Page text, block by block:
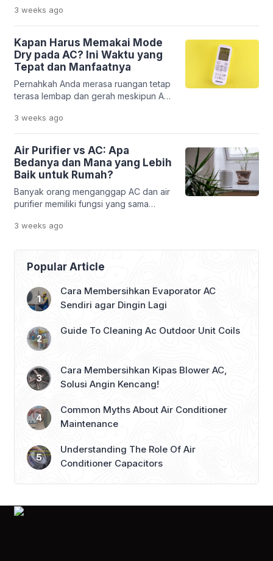
melihat […]
sederhana, yaitu ingin melindungi AC
dari kerusakan akibat tegangan listrik
yang tidak stabil. Padahal, pada kondisi
tertentu, penggunaan stabilizer justru
tidak memberikan manfaat yang
signifikan. Hal ini membuat banyak
pemilik rumah bertanya-tanya, AC
butuh stabilizer atau tidak?
3 weeks ago
Kapan Harus Memakai Mode
Dry pada AC? Ini Waktu yang
Tepat dan Manfaatnya
Pernahkah Anda merasa ruangan tetap
terasa lembap dan gerah meskipun AC
terjadi saat musim hujan atau ketika
kelembapan udara sedang tinggi. Suhu
memang terasa lebih rendah, tetapi
udara di dalam ruangan masih terasa
lengket dan kurang nyaman. Banyak
orang langsung menurunkan suhu AC
atau membiarkannya bekerja lebih
lama. Padahal, solusi […]
3 weeks ago
Air Purifier vs AC: Apa
Bedanya dan Mana yang Lebih
Baik untuk Rumah?
Banyak orang menganggap AC dan air
purifier memiliki fungsi yang sama
terasa lebih nyaman. Padahal,
memang mampu menurunkan suhu
ruangan sehingga terasa lebih sejuk,
membersihkan udara dari debu halus,
alergen, maupun partikel polusi.
Kesalahan ini sering membuat
seseorang membeli perangkat yang
kurang […]
3 weeks ago
Popular Article
Cara Membersihkan Evaporator AC
Sendiri agar Dingin Lagi
Guide To Cleaning Ac Outdoor Unit Coils
Cara Membersihkan Kipas Blower AC,
Solusi Angin Kencang!
Common Myths About Air Conditioner
Maintenance
Understanding The Role Of Air
Conditioner Capacitors